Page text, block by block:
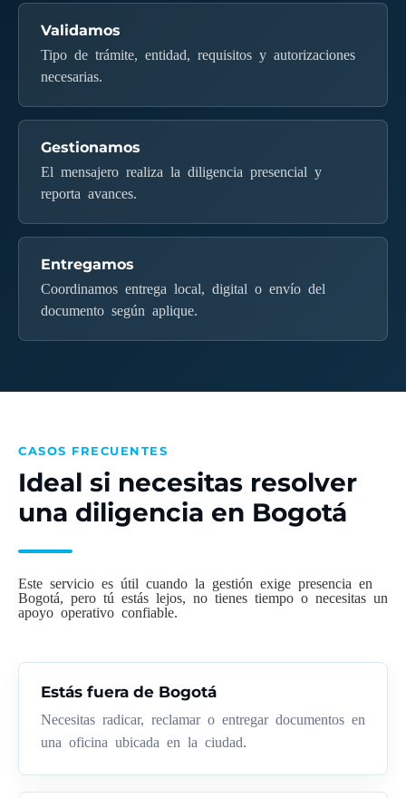
Validamos
Tipo de trámite, entidad, requisitos y autorizaciones
necesarias.
Gestionamos
El mensajero realiza la diligencia presencial y
reporta avances.
Entregamos
Coordinamos entrega local, digital o envío del
documento según aplique.
CASOS FRECUENTES
Ideal si necesitas resolver
una diligencia en Bogotá
Este servicio es útil cuando la gestión exige presencia en
Bogotá, pero tú estás lejos, no tienes tiempo o necesitas un
apoyo operativo confiable.
Estás fuera de Bogotá
Necesitas radicar, reclamar o entregar documentos en
una oficina ubicada en la ciudad.